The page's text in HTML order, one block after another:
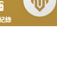
加入好友